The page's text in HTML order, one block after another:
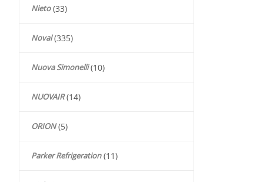
Nieto (33)
Noval (335)
Nuova Simonelli (10)
NUOVAIR (14)
ORION (5)
Parker Refrigeration (11)